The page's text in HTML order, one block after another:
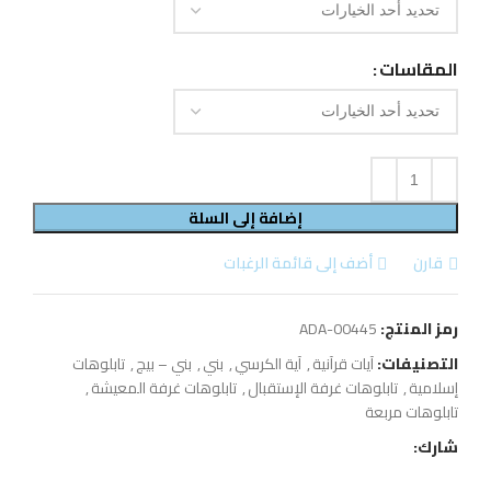
المقاسات
إضافة إلى السلة
قارن
أضف إلى قائمة الرغبات
رمز المنتج:ADA-00445
التصنيفات:آيات قرآنية,آية الكرسي, بني, بني – بيج,تابلوهات
إسلامية,تابلوهات غرفة الإستقبال,تابلوهات غرفة المعيشة,
تابلوهات مربعة
شارك: